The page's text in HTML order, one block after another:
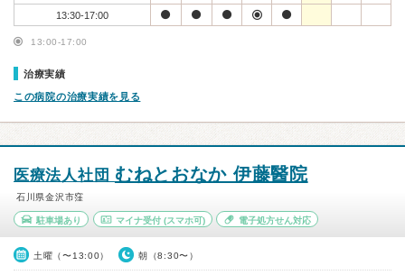
13:30-17:00
13:00-17:00
治療実績
この病院の治療実績を見る
医療法人社団 むねとおなか 伊藤醫院
石川県金沢市窪
駐車場あり マイナ受付(スマホ可) 電子処方せん対応
土曜（〜13:00） 朝（8:30〜）